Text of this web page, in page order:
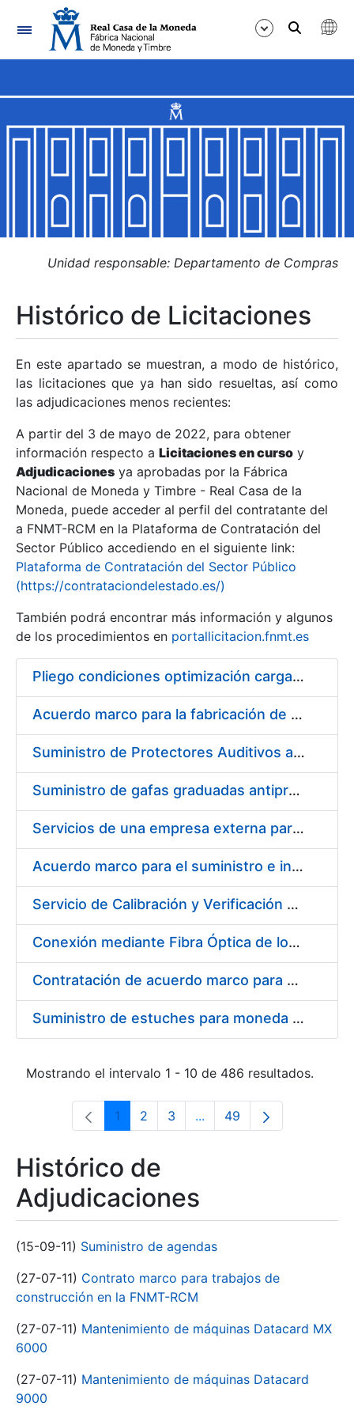
Navegación
Mostrar/Ocultar
Mostrar/Ocultar
Mostrar/Ocultar
Mostrar/Ocultar
Mostrar/Ocultar
Mostrar/Ocultar
Unidad responsable: Departamento de Compras
Histórico de Licitaciones
En este apartado se muestran, a modo de histórico,
las licitaciones que ya han sido resueltas, así como
las adjudicaciones menos recientes:
A partir del 3 de mayo de 2022, para obtener
información respecto a Licitaciones en curso y
Adjudicaciones ya aprobadas por la Fábrica
Nacional de Moneda y Timbre - Real Casa de la
Moneda, puede acceder al perfil del contratante del
a FNMT-RCM en la Plataforma de Contratación del
Sector Público accediendo en el siguiente link:
Plataforma de Contratación del Sector Público
(https://contrataciondelestado.es/)
También podrá encontrar más información y algunos
de los procedimientos en portallicitacion.fnmt.es
Pliego condiciones optimización cargas compras firmado
Acuerdo marco para la fabricación de piezas
Suministro de Protectores Auditivos a medida para las personas trabajadoras de los Centros de Trabajo de Madrid y Burgos
Suministro de gafas graduadas antiproyecciones para los trabajadores de la FNMT-RCM en los centros de trabajo de Madrid y Burgos
Servicios de una empresa externa para el asesoramiento y resolución de los recursos de alzada que se presentan relacionados con procesos de selección para la FNMT-RCM
Acuerdo marco para el suministro e instalación de persianas, estores y otros complementos
Servicio de Calibración y Verificación Externa de los Equipos de Medición del Servicio de Prevención de la FNMT-RCM
Conexión mediante Fibra Óptica de los Centros de Proceso de Datos (CPDs) de las sedes de la FNMT-RCM de Burgos y Madrid
Contratación de acuerdo marco para el Suministro de Material de Electricidad para la Fábrica Nacional de Moneda y Timbre-Real Casa de la Moneda en su centro de trabajo de Burgos
Suministro de estuches para moneda de 30 €
Mostrando el intervalo 1 - 10 de 486 resultados.
Página
1 Página
2 Página
3 ...Páginas intermedias Use
Página
49
Histórico de
Adjudicaciones
(15-09-11) Suministro de agendas
(27-07-11) Contrato marco para trabajos de
construcción en la FNMT-RCM
(27-07-11) Mantenimiento de máquinas Datacard MX
6000
(27-07-11) Mantenimiento de máquinas Datacard
9000